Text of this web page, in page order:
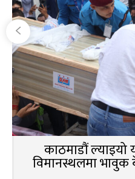
काठमाडौं ल्याइयो
विमानस्थलमा